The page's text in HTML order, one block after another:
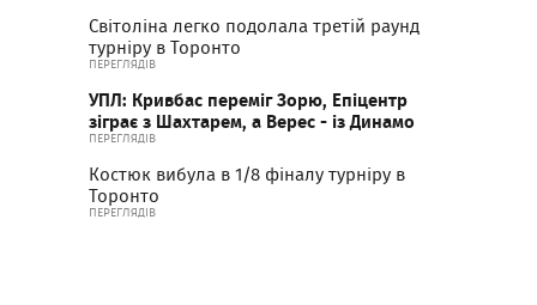
Світоліна легко подолала третій раунд
турніру в Торонто
ПЕРЕГЛЯДІВ
УПЛ: Кривбас переміг Зорю, Епіцентр
зіграє з Шахтарем, а Верес - із Динамо
ПЕРЕГЛЯДІВ
Костюк вибула в 1/8 фіналу турніру в
Торонто
ПЕРЕГЛЯДІВ